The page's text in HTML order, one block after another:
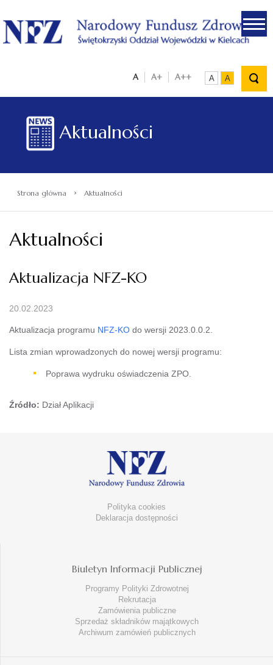
.
A A+ A++ A A
Aktualności
Strona główna › Aktualności
Aktualności
Aktualizacja NFZ-KO
20.02.2023
Aktualizacja programu NFZ-KO do wersji 2023.0.0.2.
Lista zmian wprowadzonych do nowej wersji programu:
Poprawa wydruku oświadczenia ZPO.
Źródło: Dział Aplikacji
Polityka cookies
Deklaracja dostępności
Biuletyn Informacji Publicznej
Programy Polityki Zdrowotnej
Rekrutacja
Zamówienia publiczne
Sprzedaż składników majątkowych
Archiwum zamówień publicznych